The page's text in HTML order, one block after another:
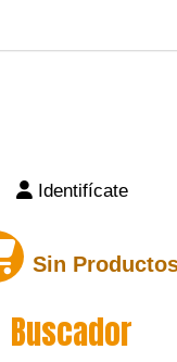
Identifícate
Sin
Buscador